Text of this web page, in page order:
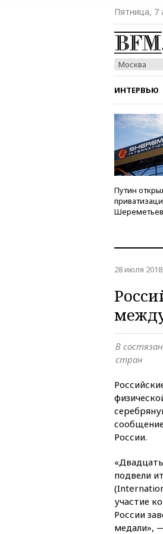
Пятница, 7
Москва
ИНТЕРВЬЮ
СТИЛЬ
Путин
28 июля
В
стран
России.
подвели
участие
России
медали»,